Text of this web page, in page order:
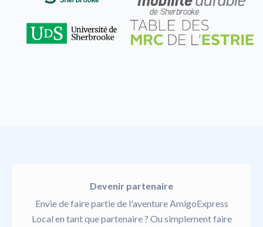
Devenir partenaire
Envie de faire partie de l'aventure AmigoExpress
Local en tant que partenaire ? Ou simplement faire